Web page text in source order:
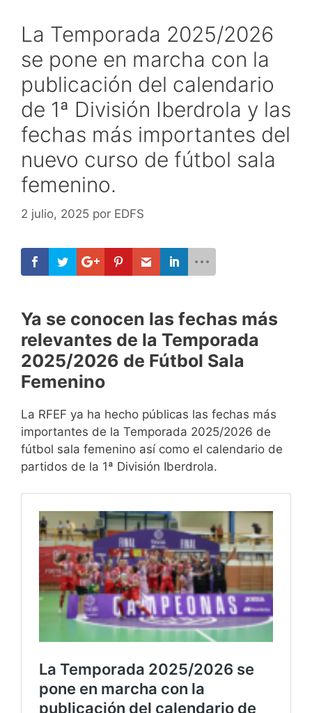
La Temporada 2025/2026
se pone en marcha con la
publicación del calendario
de 1ª División Iberdrola y las
fechas más importantes del
nuevo curso de fútbol sala
femenino.
2 julio, 2025 por EDFS
Ya se conocen las fechas más
relevantes de la Temporada
2025/2026 de Fútbol Sala
Femenino
La RFEF ya ha hecho públicas las fechas más
importantes de la Temporada 2025/2026 de
fútbol sala femenino así como el calendario de
partidos de la 1ª División Iberdrola.